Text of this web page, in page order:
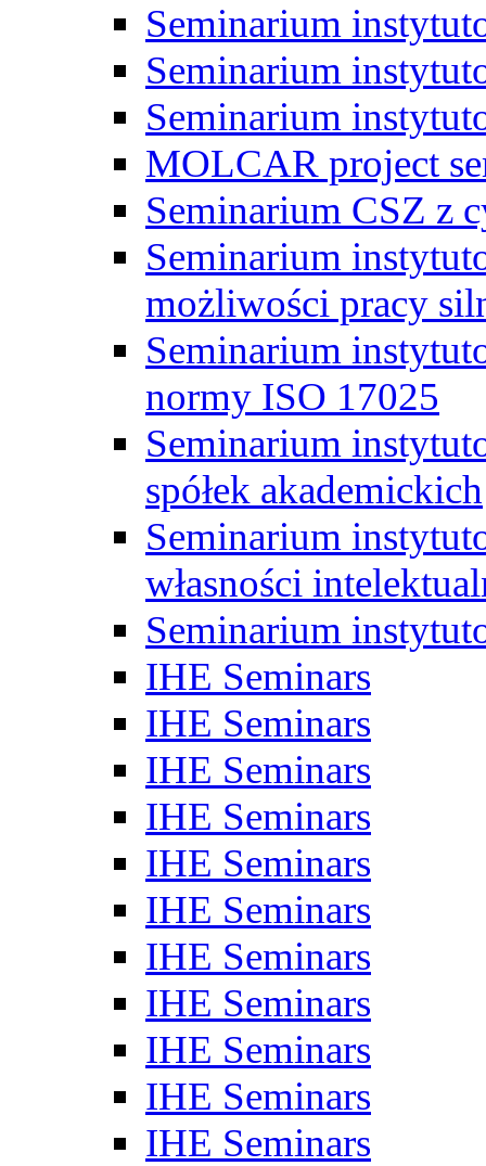
Seminarium
Seminarium
Seminarium
MOLCAR project
Seminarium CSZ z
Seminarium
możliwości pracy
Seminarium
normy ISO 17025
Seminarium
spółek akademickich
Seminarium
własności
Seminarium
IHE Seminars
IHE Seminars
IHE Seminars
IHE Seminars
IHE Seminars
IHE Seminars
IHE Seminars
IHE Seminars
IHE Seminars
IHE Seminars
IHE Seminars